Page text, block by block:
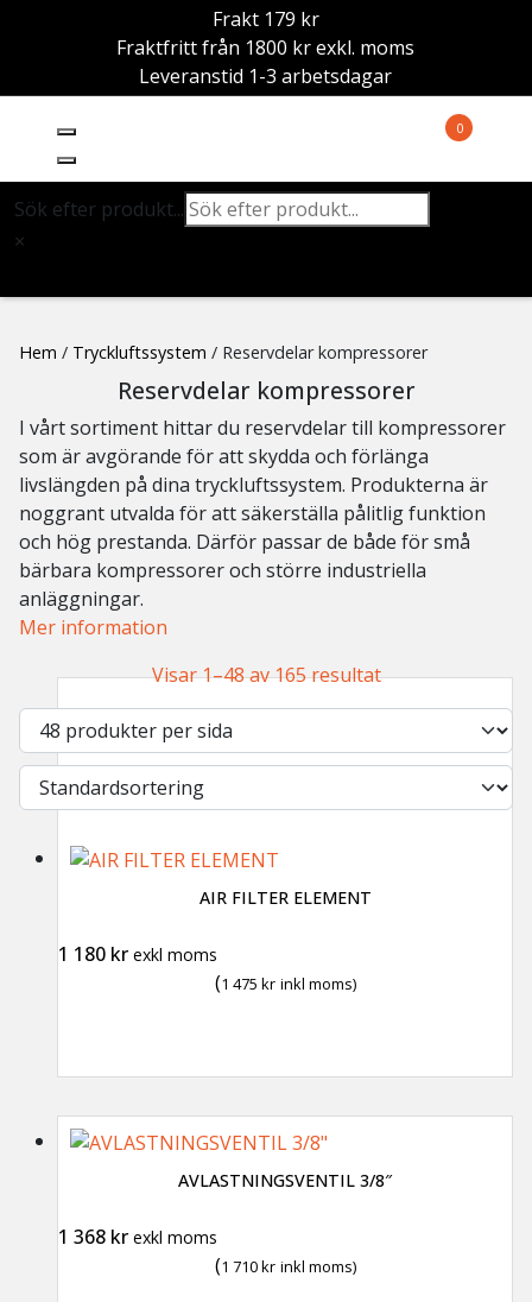
Frakt 179 kr
Fraktfritt från 1800 kr exkl. moms
Leveranstid 1-3 arbetsdagar
0
Sök efter produkt...
×
Hem / Tryckluftssystem / Reservdelar kompressorer
Reservdelar kompressorer
I vårt sortiment hittar du reservdelar till kompressorer
som är avgörande för att skydda och förlänga
livslängden på dina tryckluftssystem. Produkterna är
noggrant utvalda för att säkerställa pålitlig funktion
och hög prestanda. Därför passar de både för små
bärbara kompressorer och större industriella
anläggningar.
Mer information
Visar 1–48 av 165 resultat
AIR FILTER ELEMENT
1 180 kr exkl moms
(1 475 kr inkl moms)
AVLASTNINGSVENTIL 3/8″
1 368 kr exkl moms
(1 710kr inkl moms)